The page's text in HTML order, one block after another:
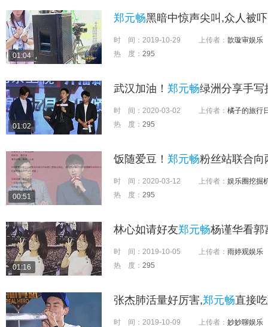
01:04
郑元畅黑暗中惊声尖叫,众人被
时 间： 2019-10-29 上传者： 歆璇审娱乐
热 度： 295
01:02
武汉加油！ 郑元畅绿洲分享手写
时 间： 2020-03-02 上传者： 橘子的旅行
热 度： 295
00:51
饭随爱豆！ 郑元畅粉丝站联合向
时 间： 2020-03-12 上传者： 娱乐圈挖掘
热 度： 295
01:16
林心如请好友郑元畅杨谨华看郭
时 间： 2019-10-05 上传者： 雨婷观娱乐
热 度： 295
张杰肺活量好厉害,郑元畅直接
时 间： 2019-10-09 上传者： 妙妙聊娱乐